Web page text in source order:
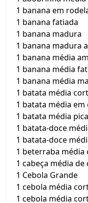
1 banana em
1 banana fatiada
1 banana madura
1 banana madura
1 banana média
1 banana média
1 banana média
1 batata média
1 batata média em
1 batata média
1 batata-doce
1 batata-doce
1 beterraba média
1 cabeça média
1 Cebola Grande
1 cebola média
1 cebola média